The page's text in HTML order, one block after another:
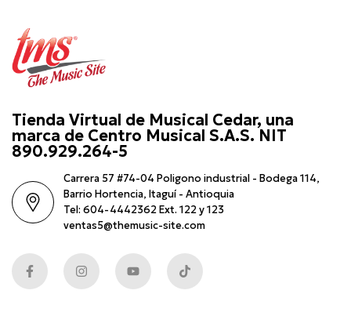
Tienda Virtual de Musical Cedar, una
marca de Centro Musical S.A.S. NIT
890.929.264-5
Carrera 57 #74-04 Poligono industrial - Bodega 114,
Barrio Hortencia, Itaguí - Antioquia
Tel: 604-4442362 Ext. 122 y 123
ventas5@themusic-site.com